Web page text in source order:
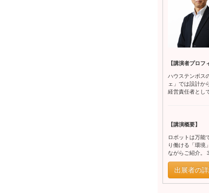
【講演者プロフ
ハウステンボス
ェ」では設計か
経営責任者とし
【講演概要】
ロボットは万能
り働ける「環境
ながらご紹介。
出展者の